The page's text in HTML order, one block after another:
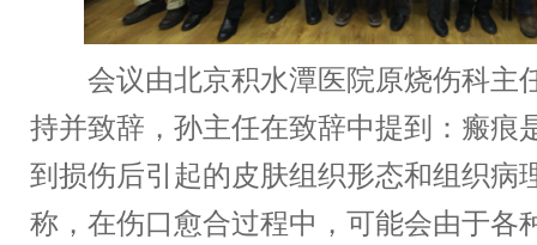
会议由北京积水潭医院原烧伤科主
持并致辞，孙主任在致辞中提到：瘢痕
到损伤后引起的皮肤组织形态和组织病
称，在伤口愈合过程中，可能会由于各